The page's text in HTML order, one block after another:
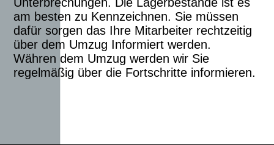
am besten zu Kennzeichnen. Sie müssen
dafür sorgen das Ihre Mitarbeiter rechtzeitig
über dem Umzug Informiert werden.
Währen dem Umzug werden wir Sie
regelmäßig über die Fortschritte informieren.